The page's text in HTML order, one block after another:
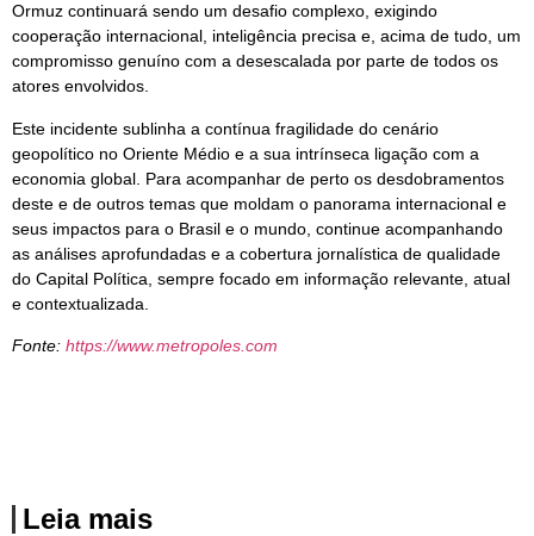
Ormuz continuará sendo um desafio complexo, exigindo
cooperação internacional, inteligência precisa e, acima de tudo, um
compromisso genuíno com a desescalada por parte de todos os
atores envolvidos.
Este incidente sublinha a contínua fragilidade do cenário
geopolítico no Oriente Médio e a sua intrínseca ligação com a
economia global. Para acompanhar de perto os desdobramentos
deste e de outros temas que moldam o panorama internacional e
seus impactos para o Brasil e o mundo, continue acompanhando
as análises aprofundadas e a cobertura jornalística de qualidade
do Capital Política, sempre focado em informação relevante, atual
e contextualizada.
Fonte: https://www.metropoles.com
Leia mais